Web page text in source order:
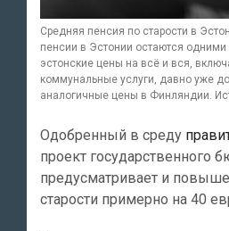
Средняя пенсия по старости в
пенсии в Эстонии остаются
эстонские цены на всё и вся,
коммунальные услуги, давно уже
аналогичные цены в Финляндии.
Одобренный в среду
проект государственного
предусматривает и
старости примерно на 40